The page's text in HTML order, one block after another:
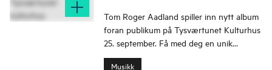
Tom Roger Aadland spiller inn nytt album
foran publikum på Tysværtunet Kulturhus
25. september. Få med deg en unik
konsertopplevelse med et stjernelag av
Musikk